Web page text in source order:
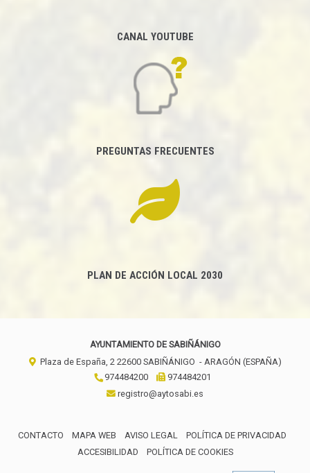
CANAL YOUTUBE
PREGUNTAS FRECUENTES
PLAN DE ACCIÓN LOCAL 2030
AYUNTAMIENTO DE SABIÑÁNIGO
Plaza de España, 2 22600 SABIÑÁNIGO - ARAGÓN (ESPAÑA)
974484200
974484201
registro@aytosabi.es
CONTACTO MAPA WEB AVISO LEGAL
POLÍTICA DE PRIVACIDAD
ACCESIBILIDAD
POLÍTICA DE COOKIES